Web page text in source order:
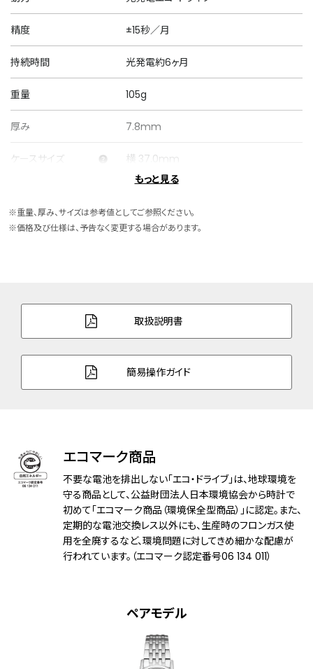
精度 ±15秒／月
持続時間 光発電約6ヶ月
重量 105g
厚み 7.8mm
ケースサイズ 横 37.0mm
バンド素材・タイプ
ステンレス
バンド調整可能サイ
150～194mm
ガラス サファイアガラス
クイックスタート機能
フル充電時約6ヶ月可動
日付表示
日付早修正機能
日本製
メーカー保証
国際保証3年間(購入後1年以内にMY
もっと見る
※重量、厚み、サイズは参考値としてご参照ください。
※価格及び仕様は、予告なく変更する場合があります。
取扱説明書
簡易操作ガイド
エコマーク商品
不要な電池を排出しない「エコ・ドライブ」は、地球環境を
守る商品として、公益財団法人日本環境協会から時計で
初めて「エコマーク商品（環境保全型商品）」に認定。また、
定期的な電池交換レス以外にも、生産時のフロンガス使
用を全廃するなど、環境問題に対してきめ細かな配慮が
行われています。（エコマーク認定番号06 134 011）
ペアモデル